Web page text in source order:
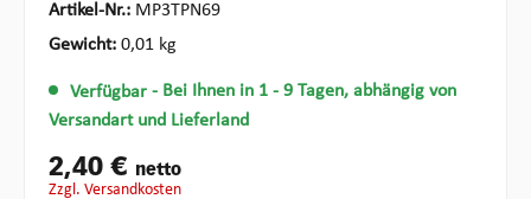
Artikel-Nr.: MP3TPN69
Gewicht: 0,01 kg
Verfügbar - Bei Ihnen in 1 - 9 Tagen, abhängig von
Versandart und Lieferland
2,40 € netto
zzgl. Versandkosten